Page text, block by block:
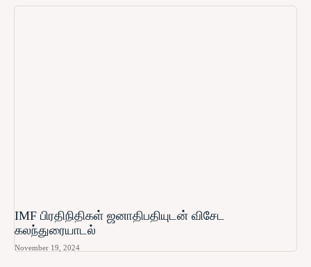
IMF பிரதிநிதிகள் ஜனாதிபதியுடன் விசேட
கலந்துரையாடல்
November 19, 2024